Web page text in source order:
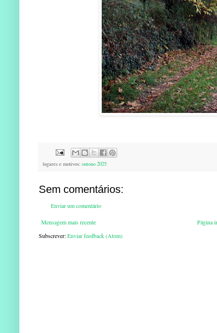
lugares e motivos: outono 2025
Sem comentários:
Enviar um comentário
Mensagem mais recente
Página
Subscrever:Enviar feedback (Atom)